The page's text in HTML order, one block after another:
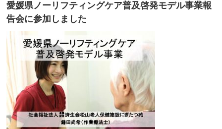
愛媛県ノーリフティングケア普及啓発モデル事業報
告会に参加しました